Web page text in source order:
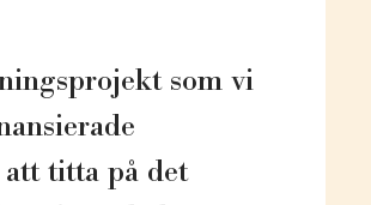
som vi
titta på det